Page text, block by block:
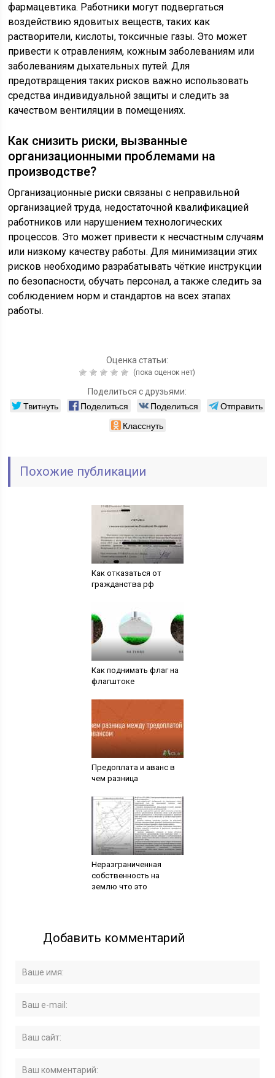
фармацевтика. Работники могут подвергаться
воздействию ядовитых веществ, таких как
растворители, кислоты, токсичные газы. Это может
привести к отравлениям, кожным заболеваниям или
заболеваниям дыхательных путей. Для
предотвращения таких рисков важно использовать
средства индивидуальной защиты и следить за
качеством вентиляции в помещениях.
Как снизить риски, вызванные
организационными проблемами на
производстве?
Организационные риски связаны с неправильной
организацией труда, недостаточной квалификацией
работников или нарушением технологических
процессов. Это может привести к несчастным случаям
или низкому качеству работы. Для минимизации этих
рисков необходимо разрабатывать чёткие инструкции
по безопасности, обучать персонал, а также следить за
соблюдением норм и стандартов на всех этапах
работы.
Оценка статьи:
(пока оценок нет)
Поделиться с друзьями:
Твитнуть Поделиться Поделиться
Отправить
Класснуть
Похожие публикации
Как отказаться от
гражданства рф
Как поднимать флаг на
флагштоке
Предоплата и аванс в
чем разница
Неразграниченная
собственность на
землю что это
Добавить комментарий